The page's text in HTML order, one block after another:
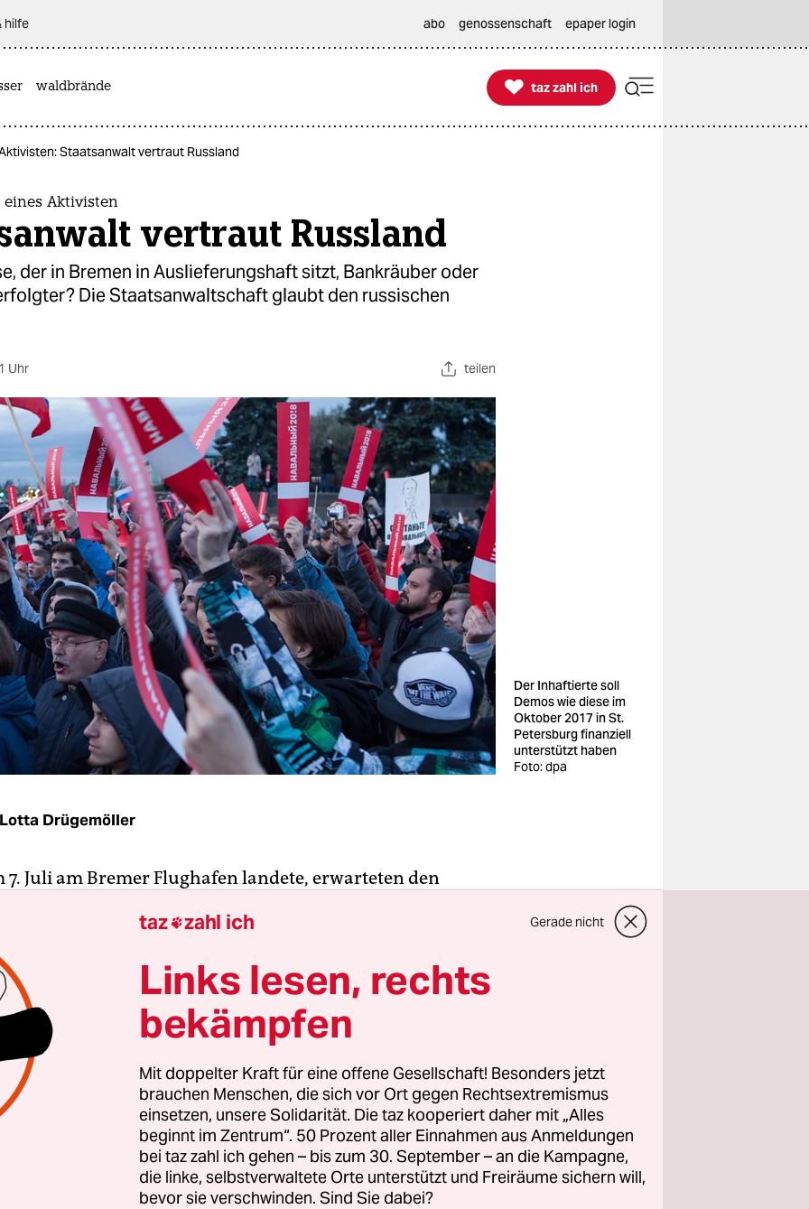
hilfe abo genossenschaft epaper login
waldbrände 
taz zahl ich
taz zahl ich
Staatsanwalt vertraut Russland
eines Aktivisten
vertraut Russland
der in Bremen in Auslieferungshaft sitzt, Bankräuber oder
Die Staatsanwaltschaft glaubt den russischen
Uhr teilen
Der Inhaftierte soll
Demos wie diese im
Oktober 2017 in St.
Petersburg finanziell
unterstützt haben
Foto: dpa
Lotta Drügemöller
7. Juli am Bremer Flughafen landete, erwarteten den
der in Spanien lebte, lag ein Auslieferungsbefehl aus
Der Unternehmer soll vor zwei Jahren eine Bank in
haben.
Jan Sürig und seinen Mandanten V. ist
komplett fingiert; tatsächlich werde V. in Russland
über Jahre habe er die Opposition gesponsert. Das
und so geht es auch aus einer Erklärung des Betroffenen
Deutsche übersetzt wurde. Der Unternehmer aus der
hat nun in Deutschland Asyl beantragt. Für die Bremer
ist das kein Grund, an der russischen
taz zahl ich Gerade nicht
Links lesen, rechts
bekämpfen
Mit doppelter Kraft für eine offene Gesellschaft! Besonders jetzt
brauchen Menschen, die sich vor Ort gegen Rechtsextremismus
einsetzen, unsere Solidarität. Die taz kooperiert daher mit „Alles
beginnt im Zentrum“. 50 Prozent aller Einnahmen aus Anmeldungen
bei taz zahl ich gehen – bis zum 30. September – an die Kampagne,
die linke, selbstverwaltete Orte unterstützt und Freiräume sichern will,
bevor sie verschwinden. Sind Sie dabei?